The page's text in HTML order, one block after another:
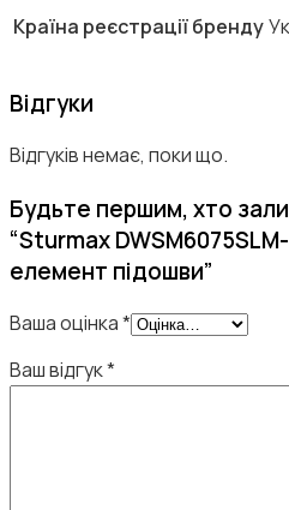
Країна реєстрації бренду
Відгуки
Відгуків немає, поки що.
Будьте першим, хто
“Sturmax
елемент підошви”
Ваша оцінка*
Ваш відгук*